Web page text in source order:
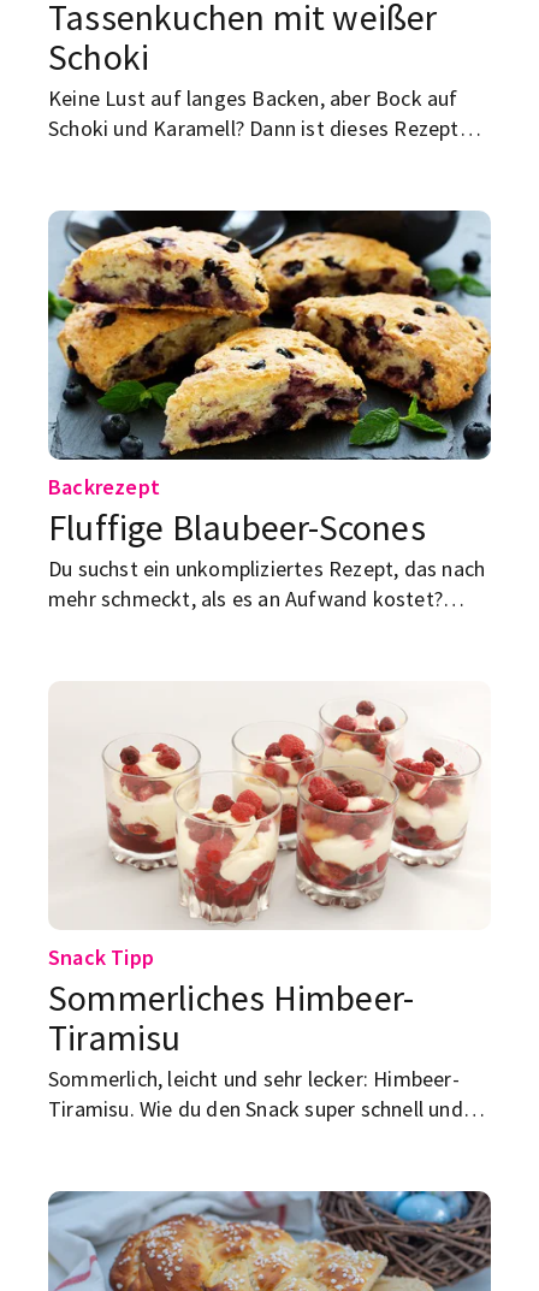
Tassenkuchen mit weißer
Schoki
Keine Lust auf langes Backen, aber Bock auf
Schoki und Karamell? Dann ist dieses Rezept
gezaubert.
Backrezept
Fluffige Blaubeer-Scones
Du suchst ein unkompliziertes Rezept, das nach
mehr schmeckt, als es an Aufwand kostet?
gelingen sie dir garantiert!
Snack Tipp
Sommerliches Himbeer-
Tiramisu
Sommerlich, leicht und sehr lecker: Himbeer-
Tiramisu. Wie du den Snack super schnell und